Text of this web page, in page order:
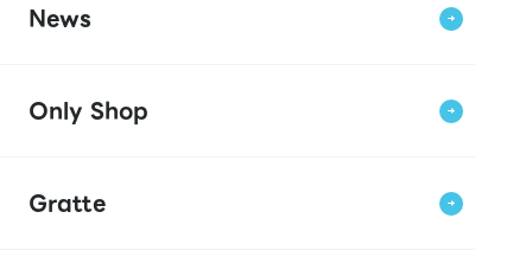
News
Only Shop
Gratte